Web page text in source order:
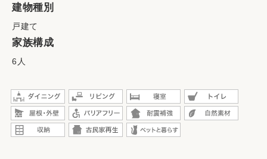
建物種別
戸建て
家族構成
6人